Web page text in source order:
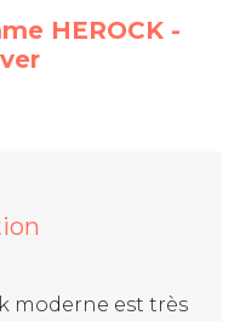
HEROCK -
moderne est très